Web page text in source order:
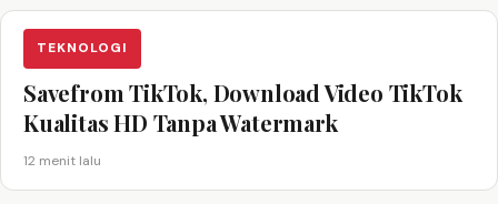
TEKNOLOGI
Savefrom TikTok, Download Video TikTok
Kualitas HD Tanpa Watermark
12 menit lalu